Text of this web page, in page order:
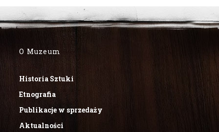
O Muzeum
Historia Sztuki
Etnografia
Publikacje w sprzedaży
Aktualności